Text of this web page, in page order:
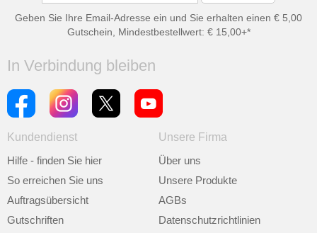
Geben Sie Ihre Email-Adresse ein und Sie erhalten einen € 5,00
Gutschein, Mindestbestellwert: € 15,00+*
In Verbindung bleiben
Kundendienst
Hilfe - finden Sie hier
So erreichen Sie uns
Auftragsübersicht
Gutschriften
Unsere Firma
Über uns
Unsere Produkte
AGBs
Datenschutzrichtlinien